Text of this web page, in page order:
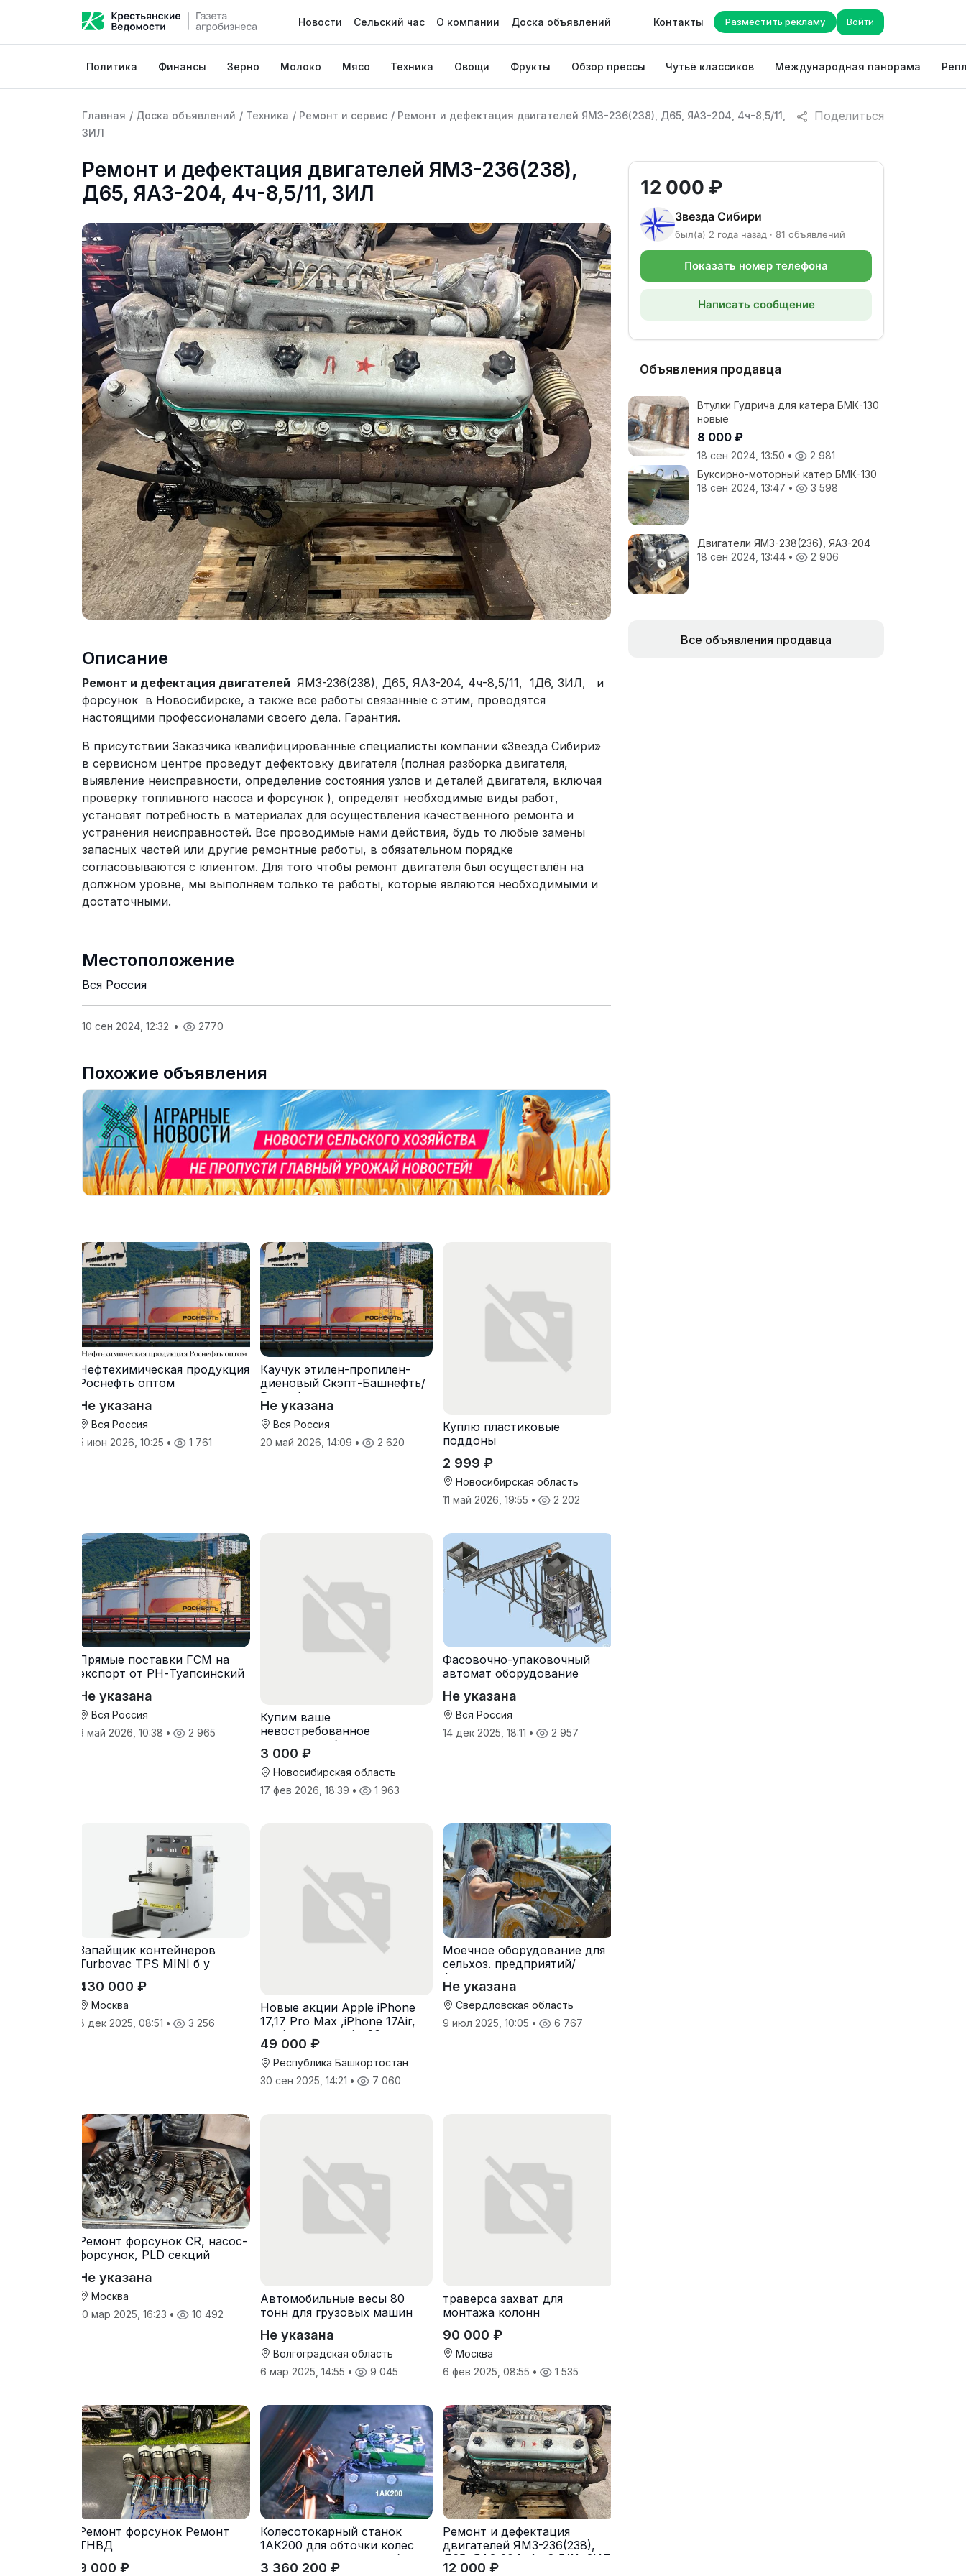
Новости Сельский час О компании Доска объявлений Контакты Разместить рекламу Войти
Политика Финансы Зерно Молоко Мясо Техника Овощи Фрукты Обзор прессы Чутьё классиков Международная панорама
Поделиться
Главная / Доска объявлений / Техника / Ремонт и сервис / Ремонт и дефектация двигателей ЯМЗ-236(238), Д65, ЯАЗ-204, 4ч-8,5/11,
ЗИЛ
Ремонт и дефектация двигателей ЯМЗ-236(238),
Д65, ЯАЗ-204, 4ч-8,5/11, ЗИЛ
Описание
Ремонт и дефектация двигателей ЯМЗ-236(238), Д65, ЯАЗ-204, 4ч-8,5/11, 1Д6, ЗИЛ, и
форсунок в Новосибирске, а также все работы связанные с этим, проводятся
настоящими профессионалами своего дела. Гарантия.
В присутствии Заказчика квалифицированные специалисты компании «Звезда Сибири»
в сервисном центре проведут дефектовку двигателя (полная разборка двигателя,
выявление неисправности, определение состояния узлов и деталей двигателя, включая
проверку топливного насоса и форсунок ), определят необходимые виды работ,
установят потребность в материалах для осуществления качественного ремонта и
устранения неисправностей. Все проводимые нами действия, будь то любые замены
запасных частей или другие ремонтные работы, в обязательном порядке
согласовываются с клиентом. Для того чтобы ремонт двигателя был осуществлён на
должном уровне, мы выполняем только те работы, которые являются необходимыми и
достаточными.
Местоположение
Вся Россия
10 сен 2024, 12:32 • 2770
Похожие объявления
Нефтехимическая продукция
Роснефть оптом
Не указана
Вся Россия
5 июн 2026, 10:25 • 1 761
Каучук этилен-пропилен-
диеновый Скэпт-Башнефть/
Роснефть
Не указана
Вся Россия
20 май 2026, 14:09 • 2 620
Куплю пластиковые
поддоны
2 999 ₽
Новосибирская область
11 май 2026, 19:55 • 2 202
Прямые поставки ГСМ на
экспорт от РН-Туапсинский
НПЗ
Не указана
Вся Россия
3 май 2026, 10:38 • 2 965
Купим ваше
невостребованное
складское оборудование и
инвентарь
3 000 ₽
Новосибирская область
17 фев 2026, 18:39 • 1 963
Фасовочно-упаковочный
автомат оборудование
фасовки 3 кг, 5 кг, 10 кг
Не указана
Вся Россия
14 дек 2025, 18:11 • 2 957
Запайщик контейнеров
Turbovac TPS MINI б у
430 000 ₽
Москва
8 дек 2025, 08:51 • 3 256
Новые акции Apple iPhone
17,17 Pro Max ,iPhone 17Air,
разблокирован ios26
49 000 ₽
Республика Башкортостан
30 сен 2025, 14:21 • 7 060
Моечное оборудование для
сельхоз. предприятий/
фермерских хоз-в
Не указана
Свердловская область
9 июл 2025, 10:05 • 6 767
Ремонт форсунок CR, насос-
форсунок, PLD секций
Не указана
Москва
10 мар 2025, 16:23 • 10 492
Автомобильные весы 80
тонн для грузовых машин
Не указана
Волгоградская область
6 мар 2025, 14:55 • 9 045
траверса захват для
монтажа колонн
90 000 ₽
Москва
6 фев 2025, 08:55 • 1 535
Ремонт форсунок Ремонт
ТНВД
9 000 ₽
Колесотокарный станок
1АК200 для обточки колес
вагонов и тепловозов без
выкатки
3 360 200 ₽
Ремонт и дефектация
двигателей ЯМЗ-236(238),
Д65, ЯАЗ-204, 4ч-8,5/11, ЗИЛ
12 000 ₽
12 000 ₽
Звезда Сибири
был(а) 2 года назад · 81 объявлений
Показать номер телефона
Написать сообщение
Объявления продавца
Втулки Гудрича для катера БМК-130
новые
8 000 ₽
18 сен 2024, 13:50 •
2 981
Буксирно-моторный катер БМК-130
18 сен 2024, 13:47 • 3 598
Двигатели ЯМЗ-238(236), ЯАЗ-204
18 сен 2024, 13:44 • 2 906
Все объявления продавца